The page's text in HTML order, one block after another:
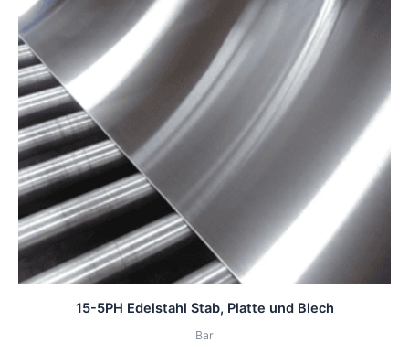
15-5PH Edelstahl Stab, Platte und Blech
Bar